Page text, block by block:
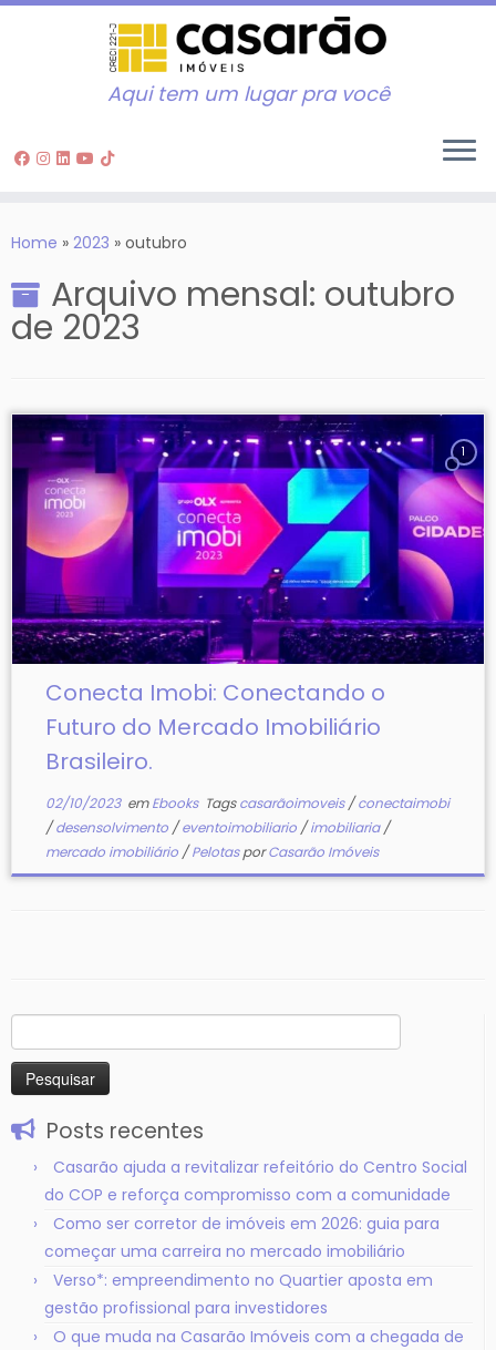
to
Aqui tem um lugar pra você
Home » 2023 » outubro
Arquivo mensal: outubro
de 2023
1
Conecta Imobi: Conectando o
Futuro do Mercado Imobiliário
Brasileiro.
02/10/2023emEbooks Tagscasarãoimoveis/conectaimobi
/desensolvimento /eventoimobiliario /imobiliaria/
mercado imobiliário /PelotasporCasarão Imóveis
por:
Posts recentes
Casarão ajuda a revitalizar refeitório do Centro Social
do COP e reforça compromisso com a comunidade
Como ser corretor de imóveis em 2026: guia para
começar uma carreira no mercado imobiliário
Verso*: empreendimento no Quartier aposta em
gestão profissional para investidores
O que muda na Casarão Imóveis com a chegada de